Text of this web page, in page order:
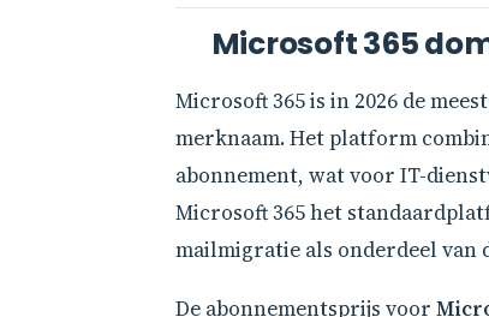
Microsoft 365
Microsoft 365 is in 2026 de
merknaam. Het platform
abonnement, wat voor IT-
Microsoft 365 het
mailmigratie als onderdeel van
De abonnementsprijs voor